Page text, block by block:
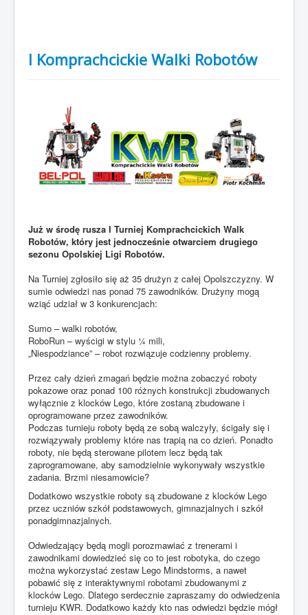
I Komprachcickie Walki Robotów
Już w środę rusza I Turniej Komprachcickich Walk
Robotów, który jest jednocześnie otwarciem drugiego
sezonu Opolskiej Ligi Robotów.
Na Turniej zgłosiło się aż 35 drużyn z całej Opolszczyzny. W
sumie odwiedzi nas ponad 75 zawodników. Drużyny mogą
wziąć udział w 3 konkurencjach:
Sumo – walki robotów,
RoboRun – wyścigi w stylu ¼ mili,
„Niespodziance” – robot rozwiązuje codzienny problemy.
Przez cały dzień zmagań będzie można zobaczyć roboty
pokazowe oraz ponad 100 różnych konstrukcji zbudowanych
wyłącznie z klocków Lego, które zostaną zbudowane i
oprogramowane przez zawodników.
Podczas turnieju roboty będą ze sobą walczyły, ścigały się i
rozwiązywały problemy które nas trapią na co dzień. Ponadto
roboty, nie będą sterowane pilotem lecz będą tak
zaprogramowane, aby samodzielnie wykonywały wszystkie
zadania. Brzmi niesamowicie?
Dodatkowo wszystkie roboty są zbudowane z klocków Lego
przez uczniów szkół podstawowych, gimnazjalnych i szkół
ponadgimnazjalnych.
Odwiedzający będą mogli porozmawiać z trenerami i
zawodnikami dowiedzieć się co to jest robotyka, do czego
można wykorzystać zestaw Lego Mindstorms, a nawet
pobawić się z interaktywnymi robotami zbudowanymi z
klocków Lego. Dlatego serdecznie zapraszamy do odwiedzenia
turnieju KWR. Dodatkowo każdy kto nas odwiedzi będzie mógł